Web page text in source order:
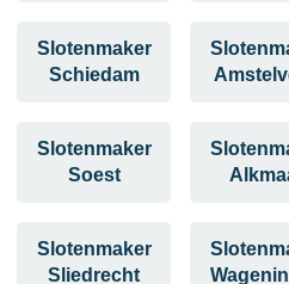
Slotenmaker
Schiedam
Slotenmaker
Soest
Slotenmaker
Sliedrecht